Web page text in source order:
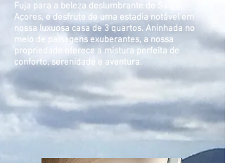
Fuja para a beleza deslumbrante de Salga,
Açores, e desfrute de uma estadia notável em
nossa luxuosa casa de 3 quartos. Aninhada no
meio de paisagens exuberantes, a nossa
propriedade oferece a mistura perfeita de
conforto, serenidade e aventura.​